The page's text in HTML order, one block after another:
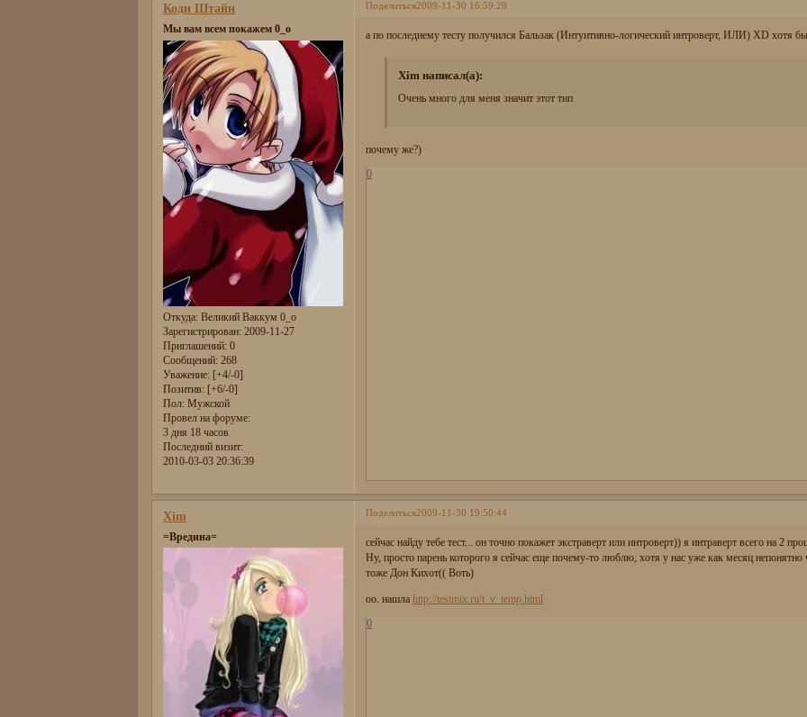
Поделиться2009-11-30 16:59:29
Коди Штайн
Мы вам всем покажем 0_о
Откуда:Великий Ваккум 0_о
Зарегистрирован: 2009-11-27
Приглашений:0
Сообщений:268
Уважение: [+4/-0]
Позитив: [+6/-0]
Пол:Мужской
Провел на форуме:
3 дня 18 часов
Последний визит:
2010-03-03 20:36:39
а по последнему тесту получился Бальзак (Интуитивно-логический интроверт, ИЛИ) XD хотя
Xim написал(а):
Очень много для меня значит этот тип
почему же?)
0
Поделиться2009-11-30 19:50:44
Xim
=Вредина=
сейчас найду тебе тест... он точно покажет экстраверт или интроверт)) я интраверт всего на 2
Ну, просто парень которого я сейчас еще почему-то люблю, хотя у нас уже как месяц
тоже Дон Кихот(( Воть)
оо. нашлаhttp://testmix.ru/t_v_temp.html
0